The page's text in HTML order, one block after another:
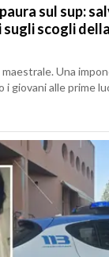
sul sup:
scogli
Una
i giovani alle prime